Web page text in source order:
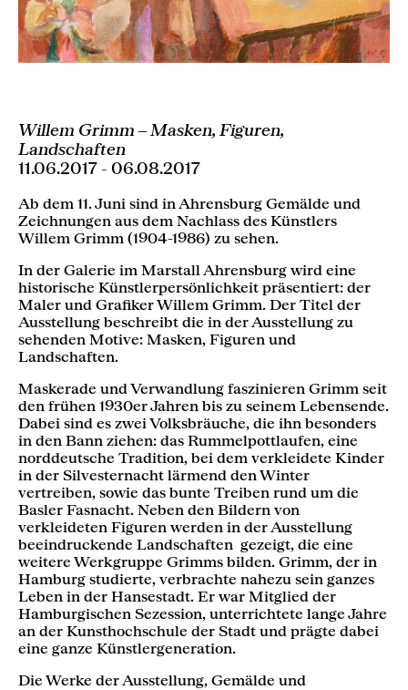
Willem Grimm ‒ Masken, Figuren,
Landschaften
11.06.2017 - 06.08.2017
Ab dem 11. Juni sind in Ahrensburg Gemälde und
Zeichnungen aus dem Nachlass des Künstlers
Willem Grimm (1904-1986) zu sehen.
In der Galerie im Marstall Ahrensburg wird eine
historische Künstlerpersönlichkeit präsentiert: der
Maler und Grafiker Willem Grimm. Der Titel der
Ausstellung beschreibt die in der Ausstellung zu
sehenden Motive: Masken, Figuren und
Landschaften.
Maskerade und Verwandlung faszinieren Grimm seit
den frühen 1930er Jahren bis zu seinem Lebensende.
Dabei sind es zwei Volksbräuche, die ihn besonders
in den Bann ziehen: das Rummelpottlaufen, eine
norddeutsche Tradition, bei dem verkleidete Kinder
in der Silvesternacht lärmend den Winter
vertreiben, sowie das bunte Treiben rund um die
Basler Fasnacht. Neben den Bildern von
verkleideten Figuren werden in der Ausstellung
beeindruckende Landschaften gezeigt, die eine
weitere Werkgruppe Grimms bilden. Grimm, der in
Hamburg studierte, verbrachte nahezu sein ganzes
Leben in der Hansestadt. Er war Mitglied der
Hamburgischen Sezession, unterrichtete lange Jahre
an der Kunsthochschule der Stadt und prägte dabei
eine ganze Künstlergeneration.
Die Werke der Ausstellung, Gemälde und